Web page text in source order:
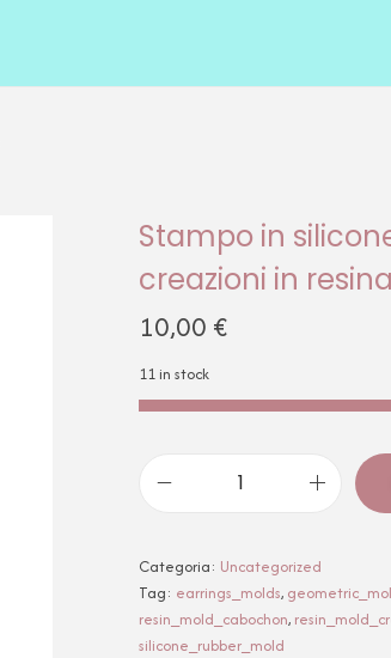
Stampo in
creazioni in resina
10,00 €
11 in stock
Categoria: Uncategorized
Tag: earrings_molds,
resin_mold_cabochon,
silicone_rubber_mold